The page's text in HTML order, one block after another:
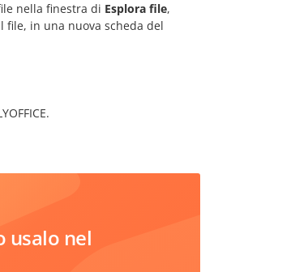
nella finestra di Esplora file,
file, in una nuova scheda del
usalo nel